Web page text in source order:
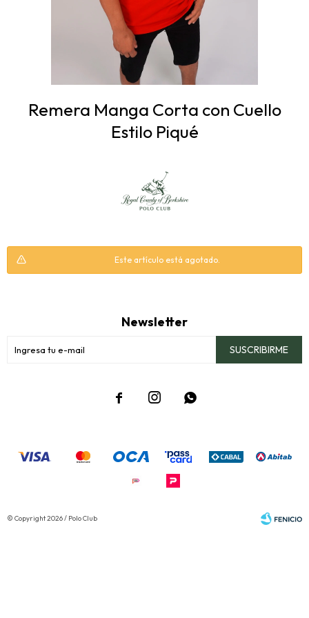
Remera Manga Corta con Cuello
Estilo Piqué
Este artículo está agotado.
Newsletter
SUSCRIBIRME
  
© Copyright 2026 / Polo Club